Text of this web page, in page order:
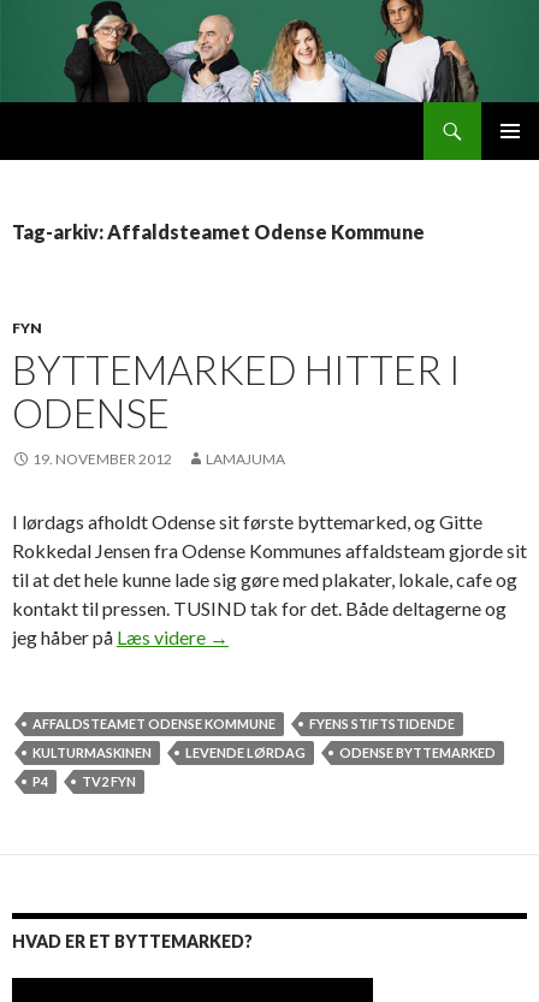
Tag-arkiv: Affaldsteamet Odense Kommune
FYN
BYTTEMARKED HITTER I
ODENSE
19. NOVEMBER 2012 LAMAJUMA
I lørdags afholdt Odense sit første byttemarked, og Gitte
Rokkedal Jensen fra Odense Kommunes affaldsteam gjorde sit
til at det hele kunne lade sig gøre med plakater, lokale, cafe og
kontakt til pressen. TUSIND tak for det. Både deltagerne og
jeg håber på Læs videre Byttemarked hitter i Odense
→
AFFALDSTEAMET ODENSE KOMMUNE
FYENS STIFTSTIDENDE
KULTURMASKINEN
LEVENDE LØRDAG
ODENSE BYTTEMARKED
P4
TV2 FYN
HVAD ER ET BYTTEMARKED?